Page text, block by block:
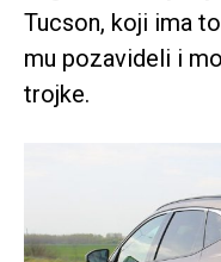
Tucson, koji ima
mu pozavideli i
trojke.